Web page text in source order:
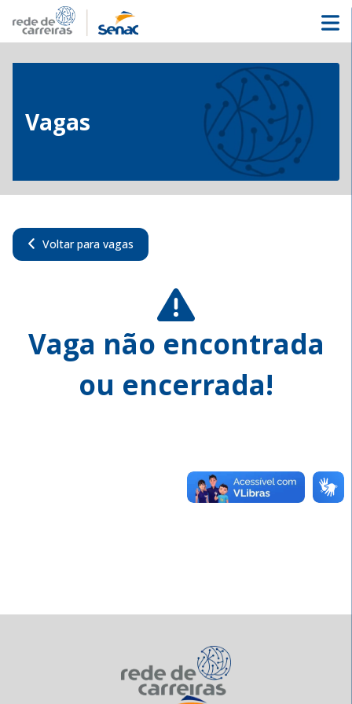
Vagas
Voltar para vagas
Vaga não encontrada
ou encerrada!